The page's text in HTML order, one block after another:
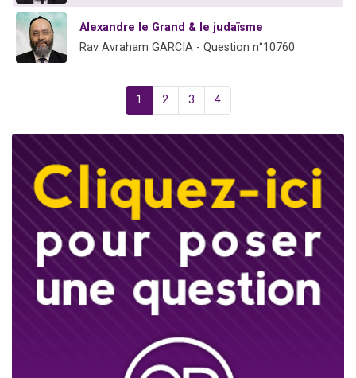
Alexandre le Grand & le judaïsme
Rav Avraham GARCIA - Question n°10760
1 2 3 4